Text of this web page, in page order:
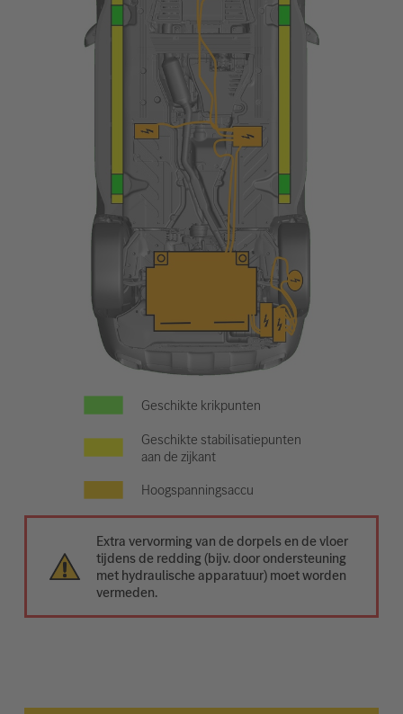
Geschikte krikpunten
Geschikte stabilisatiepunten
aan de zijkant
Hoogspanningsaccu
Extra vervorming van de dorpels en de vloer
tijdens de redding (bijv. door ondersteuning
met hydraulische apparatuur) moet worden
vermeden.